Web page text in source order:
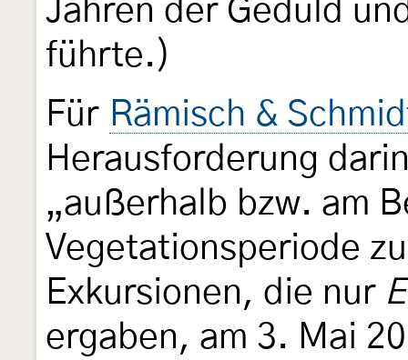
Jahren der Geduld
führte.)
Für Rämisch &
Herausforderung
„außerhalb bzw. am
Vegetationsperiode
Exkursionen, die nur
ergaben, am 3. Mai